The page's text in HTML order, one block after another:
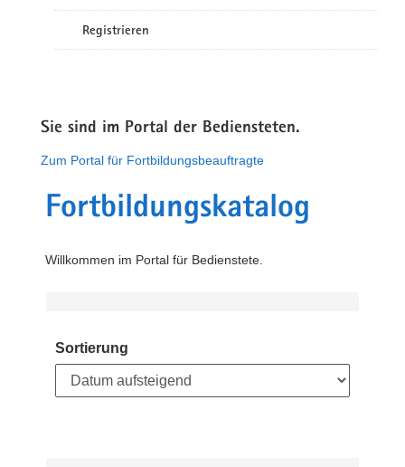
Registrieren
Sie sind im Portal der Bediensteten.
Zum Portal für Fortbildungsbeauftragte
Fortbildungskatalog
Willkommen im Portal für Bedienstete.
Sortierung